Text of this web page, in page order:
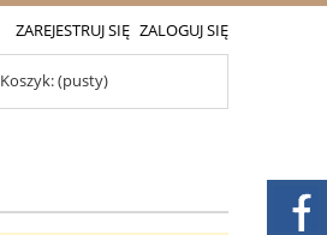
ZAREJESTRUJ SIĘ ZALOGUJ SIĘ
Koszyk:(pusty)